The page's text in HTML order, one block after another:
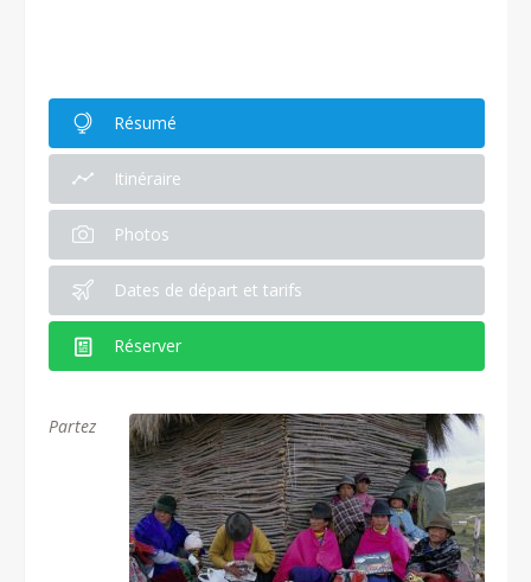
Résumé
Itinéraire
Photos
Dates de départ et tarifs
Réserver
Partez